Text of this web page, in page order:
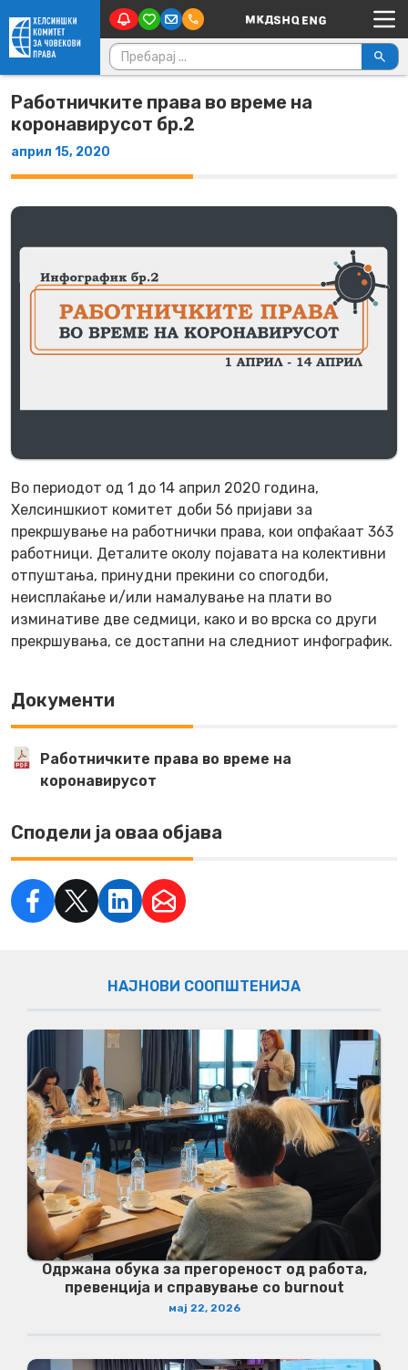
Skip to content Main Navigation
Пребарувај за:
Работничките права во време на
коронавирусот бр.2
април 15, 2020
Во периодот од 1 до 14 април 2020 година,
Хелсиншкиот комитет доби 56 пријави за
прекршување на работнички права, кои опфаќаат 363
работници. Деталите околу појавата на колективни
отпуштања, принудни прекини со спогодби,
неисплаќање и/или намалување на плати во
изминативе две седмици, како и во врска со други
прекршувања, се достапни на следниот инфографик.
Документи
Работничките права во време на
коронавирусот
Сподели ја оваа објава
НАЈНОВИ СООПШТЕНИЈА
Одржана обука за прегореност од работа,
превенција и справување со burnout
мај 22, 2026